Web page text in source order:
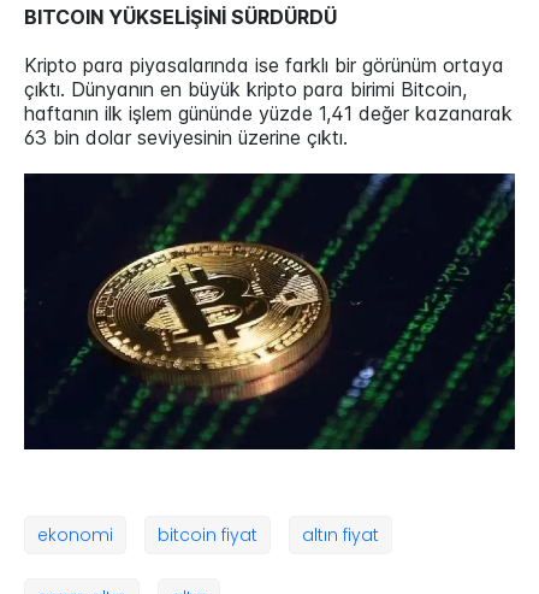
BITCOIN YÜKSELİŞİNİ SÜRDÜRDÜ
Kripto para piyasalarında ise farklı bir görünüm ortaya
çıktı. Dünyanın en büyük kripto para birimi Bitcoin,
haftanın ilk işlem gününde yüzde 1,41 değer kazanarak
63 bin dolar seviyesinin üzerine çıktı.
ekonomi bitcoin fiyat altın fiyat